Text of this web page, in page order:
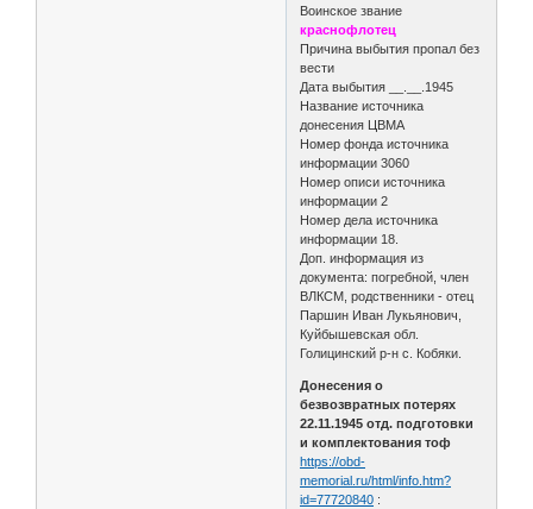
Воинское звание
краснофлотец
Причина выбытия пропал без
вести
Дата выбытия __.__.1945
Название источника
донесения ЦВМА
Номер фонда источника
информации 3060
Номер описи источника
информации 2
Номер дела источника
информации 18.
Доп. информация из
документа: погребной, член
ВЛКСМ, родственники - отец
Паршин Иван Лукьянович,
Куйбышевская обл.
Голицинский р-н с. Кобяки.
Донесения о
безвозвратных потерях
22.11.1945 отд. подготовки
и комплектования тоф
https://obd-
memorial.ru/html/info.htm?
id=77720840 :